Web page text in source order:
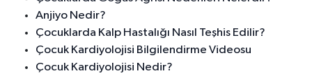
Anjiyo Nedir?
Çocuklarda Kalp Hastalığı Nasıl Teşhis Edilir?
Çocuk Kardiyolojisi Bilgilendirme Videosu
Çocuk Kardiyolojisi Nedir?